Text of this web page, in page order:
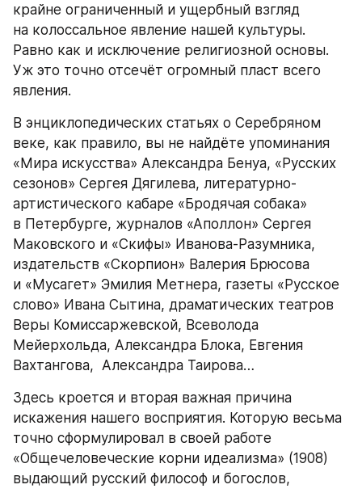
крайне ограниченный и ущербный взгляд
на колоссальное явление нашей культуры.
Равно как и исключение религиозной основы.
Уж это точно отсечёт огромный пласт всего
явления.
В энциклопедических статьях о Серебряном
веке, как правило, вы не найдёте упоминания
«Мира искусства» Александра Бенуа, «Русских
сезонов» Сергея Дягилева, литературно-
артистического кабаре «Бродячая собака»
в Петербурге, журналов «Аполлон» Сергея
Маковского и «Скифы» Иванова-Разумника,
издательств «Скорпион» Валерия Брюсова
и «Мусагет» Эмилия Метнера, газеты «Русское
слово» Ивана Сытина, драматических театров
Веры Комиссаржевской, Всеволода
Мейерхольда, Александра Блока, Евгения
Вахтангова,  Александра Таирова…
Здесь кроется и вторая важная причина
искажения нашего восприятия. Которую весьма
точно сформулировал в своей работе
«Общечеловеческие корни идеализма» (1908)
выдающий русский философ и богослов,